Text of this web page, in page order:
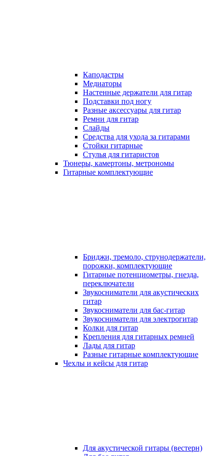
Каподастры
Медиаторы
Настенные держатели для гитар
Подставки под ногу
Разные аксессуары для гитар
Ремни для гитар
Слайды
Средства для ухода за гитарами
Стойки гитарные
Стулья для гитаристов
Тюнеры, камертоны, метрономы
Гитарные комплектующие
Бриджи, тремоло, струнодержатели,
порожки, комплектующие
Гитарные потенциометры, гнезда,
переключатели
Звукосниматели для акустических
гитар
Звукосниматели для бас-гитар
Звукосниматели для электрогитар
Колки для гитар
Крепления для гитарных ремней
Лады для гитар
Разные гитарные комплектующие
Чехлы и кейсы для гитар
Для акустической гитары (вестерн)